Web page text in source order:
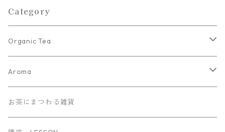
Category
Organic Tea
在来茶×ハーブブレンドティー
ハーバルブレンドティー
Aroma
精油
ヒノキ
お茶にまつわる雑貨